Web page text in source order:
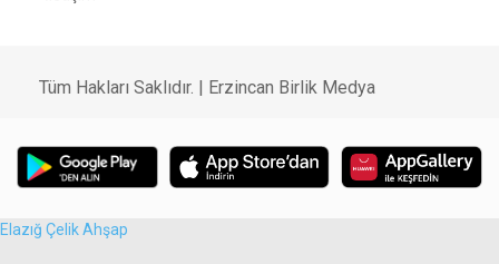
Tüm Hakları Saklıdır. | Erzincan Birlik Medya
Elazığ Çelik Ahşap